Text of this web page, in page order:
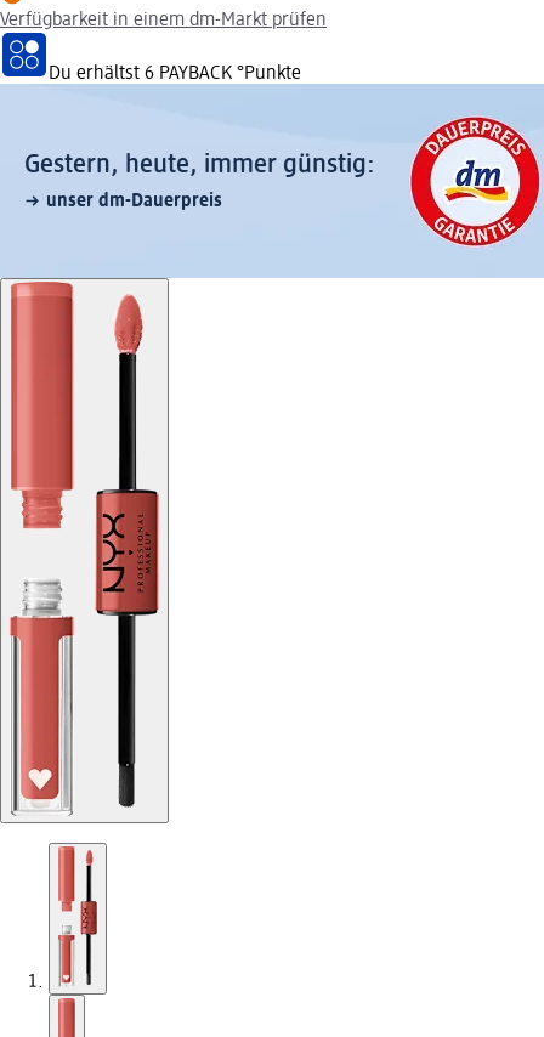
Verfügbarkeit in einem dm-Markt prüfen
Du erhältst 6 PAYBACK °Punkte
Gestern, heute, immer günstig:
unser dm-Dauerpreis